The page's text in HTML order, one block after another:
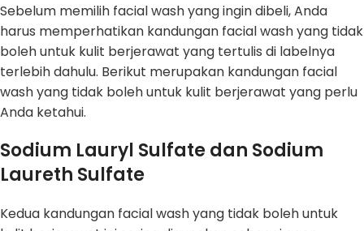
Sebelum memilih facial wash yang ingin dibeli, Anda
harus memperhatikan kandungan facial wash yang tidak
boleh untuk kulit berjerawat yang tertulis di labelnya
terlebih dahulu. Berikut merupakan kandungan facial
wash yang tidak boleh untuk kulit berjerawat yang perlu
Anda ketahui.
Sodium Lauryl Sulfate dan Sodium
Laureth Sulfate
Kedua kandungan facial wash yang tidak boleh untuk